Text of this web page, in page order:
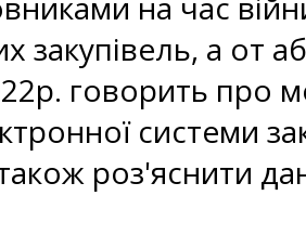
а от
говорить про
системи
роз'яснити